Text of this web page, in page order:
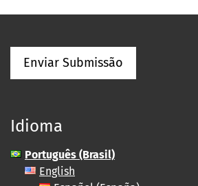
Enviar Submissão
Idioma
Português (Brasil)
English